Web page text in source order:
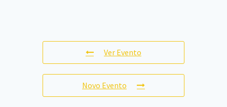
Ver Evento
Novo Evento